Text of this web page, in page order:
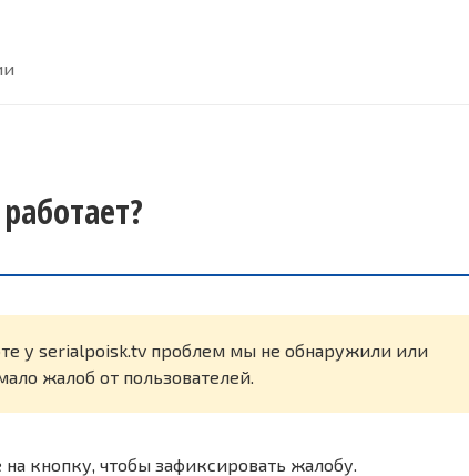
у serialpoisk.tv проблем мы не обнаружили или
жалоб от пользователей.
кнопку, чтобы зафиксировать жалобу.